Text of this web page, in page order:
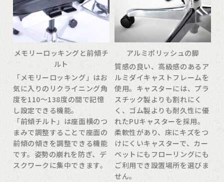
メモリーロッキングと前傾チ
ルト
「メモリーロッキング」はお
気に入りのリクライニング角
度を110〜138度の間で記憶
し設定できる機能。
「前傾チルト」は座面横のつ
まみで調整することで座面の
前傾の傾きを調整できる機能
です。姿勢の崩れを防ぎ、デ
スクワークに集中できます。
アルミポリッシュの脚
質感の良い、高級感のあるア
ルミダイキャストフレームを
使用。キャスターには、プラ
スチック製よりも割れにく
く、ゴム製よりも耐久性に優
れたPUキャスターを採用。
柔軟性があり、床にキズをつ
けにくいキャスターで、カー
ペットにもフローリングにも
ご利用でき設置場所を選びま
せん。